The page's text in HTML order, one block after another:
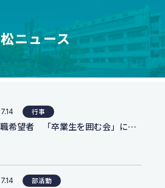
ニュース
行事
３年就職希望者 「卒業生を囲む会」に参加しました
部活動